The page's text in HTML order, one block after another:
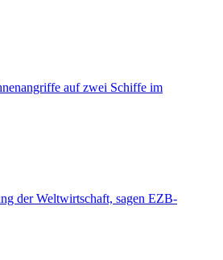
auf zwei Schiffe im
der Weltwirtschaft, sagen EZB-